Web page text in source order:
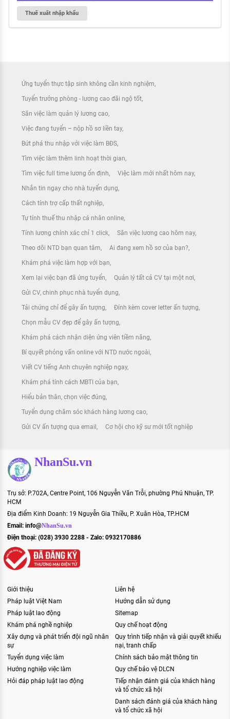
Thuế xuất nhập khẩu
Ứng tuyển thực tập sinh không cần kinh nghiệm
Tuyển trưởng phòng - lương cao đãi ngộ tốt
Săn việc làm quản lý lương cao
Việc đang tuyển – nộp hồ sơ liền tay
Bứt phá thu nhập với việc làm BĐS
Tìm việc làm thêm linh hoạt thời gian
Tìm việc full time lương ổn định Việc làm mới nhất hôm nay
Nhắn tin ngay cho nhà tuyển dụng
Cách tính trợ cấp thất nghiệp
Tự tính thuế thu nhập cá nhân online
Tính lương chính xác chỉ 1 click Săn việc lương cao hôm nay
Theo dõi NTD bạn quan tâm Ai đang xem hồ sơ của bạn?
Khám phá việc làm hợp với bạn
Xem lại việc bạn đã ứng tuyển Quản lý tất cả CV tại một nơi
Gửi CV, chinh phục nhà tuyển dụng
Tải chứng chỉ để gây ấn tượng Đính kèm cover letter ấn tượng
Chọn mẫu CV đẹp để gây ấn tượng
Khám phá cách nhận diện ứng viên tiềm năng
Bí quyết phỏng vấn online với NTD nước ngoài
Viết CV tiếng Anh chuyên nghiệp ngay
Khám phá tính cách MBTI của bạn
Hiểu bản thân, chọn việc đúng
Tuyển dụng chăm sóc khách hàng lương cao
Gửi CV ấn tượng qua email Cơ hội cho kỹ sư mới tốt nghiệp
NhanSu.vn
Trụ sở: P.702A, Centre Point, 106 Nguyễn Văn Trỗi, phường Phú Nhuận, TP.
HCM
Địa điểm Kinh Doanh: 19 Nguyễn Gia Thiều, P. Xuân Hòa, TP.HCM
Email: info@NhanSu.vn
Điện thoại: (028) 3930 2288 - Zalo: 0932170886
Giới thiệu
Pháp luật Việt Nam
Pháp luật lao động
Khám phá nghề nghiệp
Xây dựng và phát triển đội ngũ nhân
sự
Tuyển dụng việc làm
Hướng nghiệp việc làm
Hỏi đáp pháp luật lao động
Liên hệ
Hướng dẫn sử dụng
Sitemap
Quy chế hoạt động
Quy trình tiếp nhận và giải quyết khiếu
nại, tranh chấp
Chính sách bảo mật thông tin
Quy chế bảo vệ DLCN
Tiếp nhận đánh giá của khách hàng
và tổ chức xã hội
Danh sách đánh giá của khách hàng
và tổ chức xã hội